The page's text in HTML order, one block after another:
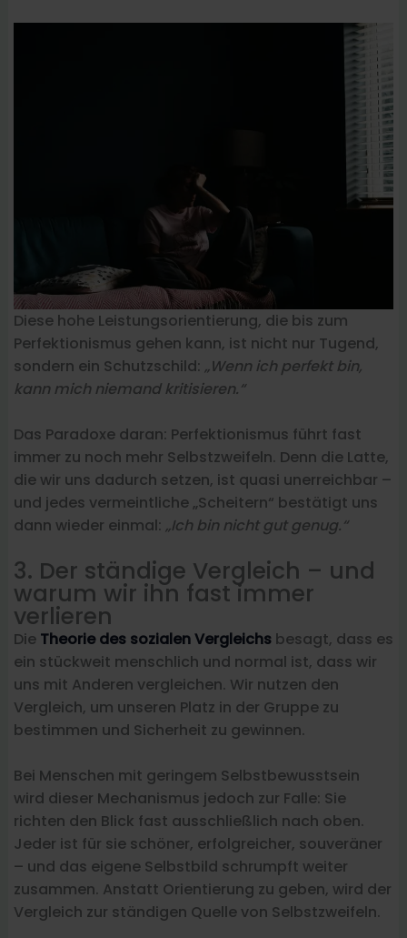
Diese hohe Leistungsorientierung, die bis zum
Perfektionismus gehen kann, ist nicht nur Tugend,
sondern ein Schutzschild: „Wenn ich perfekt bin,
kann mich niemand kritisieren.“
Das Paradoxe daran: Perfektionismus führt fast
immer zu noch mehr Selbstzweifeln. Denn die Latte,
die wir uns dadurch setzen, ist quasi unerreichbar –
und jedes vermeintliche „Scheitern“ bestätigt uns
dann wieder einmal: „Ich bin nicht gut genug.“
3. Der ständige Vergleich – und
warum wir ihn fast immer
verlieren
Die Theorie des sozialen Vergleichsbesagt, dass es
ein stückweit menschlich und normal ist, dass wir
uns mit Anderen vergleichen. Wir nutzen den
Vergleich, um unseren Platz in der Gruppe zu
bestimmen und Sicherheit zu gewinnen.
Bei Menschen mit geringem Selbstbewusstsein
wird dieser Mechanismus jedoch zur Falle: Sie
richten den Blick fast ausschließlich nach oben.
Jeder ist für sie schöner, erfolgreicher, souveräner
– und das eigene Selbstbild schrumpft weiter
zusammen. Anstatt Orientierung zu geben, wird der
Vergleich zur ständigen Quelle von Selbstzweifeln.